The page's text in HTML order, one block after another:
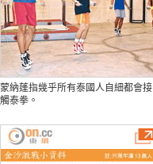
蒙納蓬指幾乎所有泰國人自細都會接
觸泰拳。